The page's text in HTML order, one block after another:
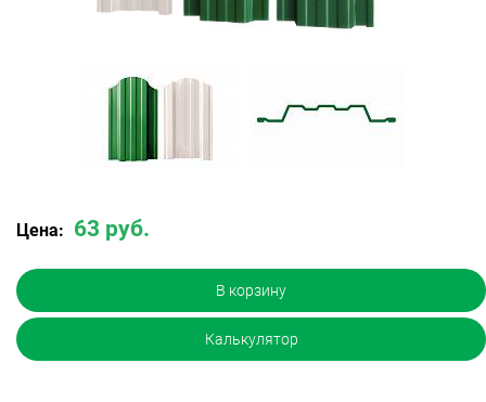
Цена: 63 руб.
В корзину
Калькулятор